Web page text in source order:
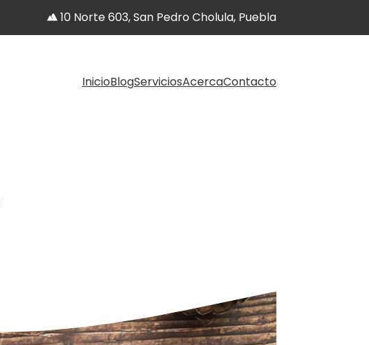
10 Norte 603, San Pedro Cholula, Puebla
InicioBlogServiciosAcercaContacto